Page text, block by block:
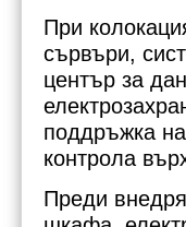
При
сървъри,
център за
поддръжка
контрола
Преди